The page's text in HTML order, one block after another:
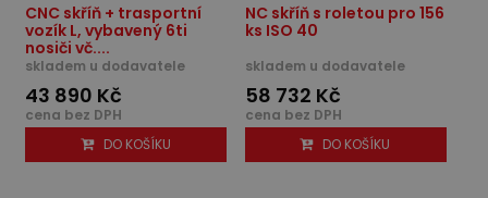
CNC skříň + trasportní
vozík L, vybavený 6ti
nosiči vč....
skladem u dodavatele
43 890 Kč
cena bez DPH
DO KOŠÍKU
NC skříň s roletou pro 156
ks ISO 40
skladem u dodavatele
58 732 Kč
cena bez DPH
DO KOŠÍKU